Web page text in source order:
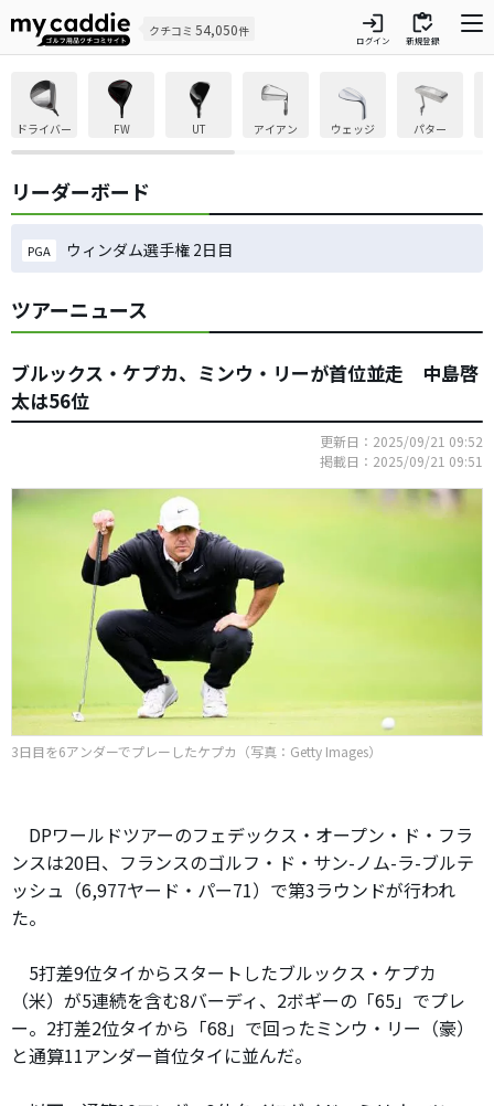
クチコミ 54,050件 login
ログイン
inventory
新規登録
ドライバー FW UT アイアン ウェッジ パター
リーダーボード
PGA ウィンダム選手権 2日目
ツアーニュース
ブルックス・ケプカ、ミンウ・リーが首位並走 中島啓
太は56位
更新日：2025/09/21 09:52
掲載日：2025/09/21 09:51
3日目を6アンダーでプレーしたケプカ（写真：Getty Images）
DPワールドツアーのフェデックス・オープン・ド・フラ
ンスは20日、フランスのゴルフ・ド・サン-ノム-ラ-ブルテ
ッシュ（6,977ヤード・パー71）で第3ラウンドが行われ
た。
5打差9位タイからスタートしたブルックス・ケプカ
（米）が5連続を含む8バーディ、2ボギーの「65」でプレ
ー。2打差2位タイから「68」で回ったミンウ・リー（豪）
と通算11アンダー首位タイに並んだ。